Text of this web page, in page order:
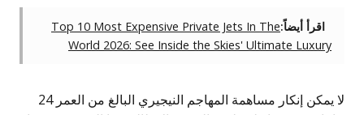
اقرأ أيضاً:Top 10 Most Expensive Private Jets In The
World 2026: See Inside the Skies' Ultimate Luxury
لا يمكن إنكار مساهمة المهاجم النيجيري البالغ من العمر 24